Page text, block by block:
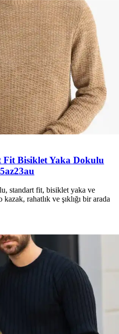
Fit Bisiklet Yaka Dokulu
standart fit, bisiklet yaka ve
rahatlık ve şıklığı bir arada